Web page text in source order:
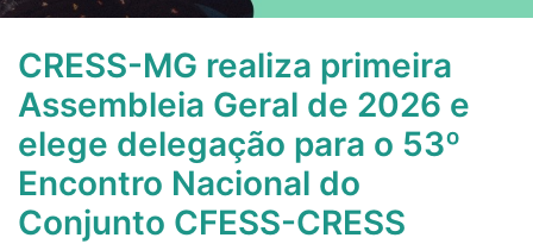
CRESS-MG realiza primeira
Assembleia Geral de 2026 e
elege delegação para o 53º
Encontro Nacional do
Conjunto CFESS-CRESS